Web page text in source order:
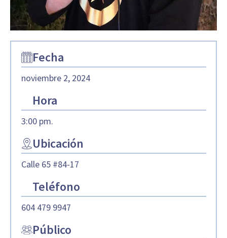
Fecha
noviembre 2, 2024
Hora
3:00 pm.
Ubicación
Calle 65 #84-17
Teléfono
604 479 9947
Público